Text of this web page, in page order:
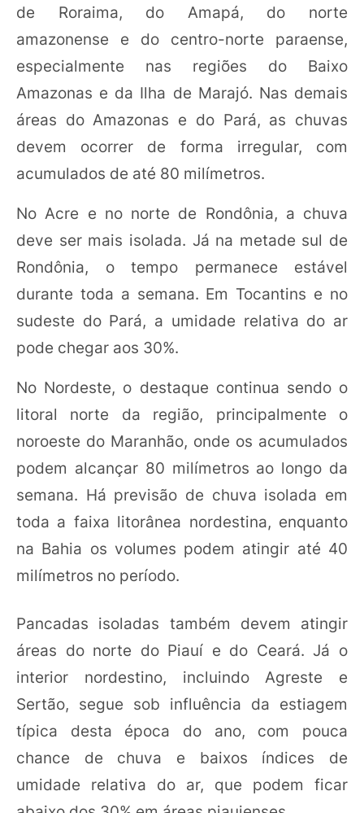
de Roraima, do Amapá, do norte
amazonense e do centro-norte paraense,
especialmente nas regiões do Baixo
Amazonas e da Ilha de Marajó. Nas demais
áreas do Amazonas e do Pará, as chuvas
devem ocorrer de forma irregular, com
acumulados de até 80 milímetros.
No Acre e no norte de Rondônia, a chuva
deve ser mais isolada. Já na metade sul de
Rondônia, o tempo permanece estável
durante toda a semana. Em Tocantins e no
sudeste do Pará, a umidade relativa do ar
pode chegar aos 30%.
No Nordeste, o destaque continua sendo o
litoral norte da região, principalmente o
noroeste do Maranhão, onde os acumulados
podem alcançar 80 milímetros ao longo da
semana. Há previsão de chuva isolada em
toda a faixa litorânea nordestina, enquanto
na Bahia os volumes podem atingir até 40
milímetros no período.
Pancadas isoladas também devem atingir
áreas do norte do Piauí e do Ceará. Já o
interior nordestino, incluindo Agreste e
Sertão, segue sob influência da estiagem
típica desta época do ano, com pouca
chance de chuva e baixos índices de
umidade relativa do ar, que podem ficar